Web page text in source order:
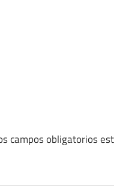
campos obligatorios